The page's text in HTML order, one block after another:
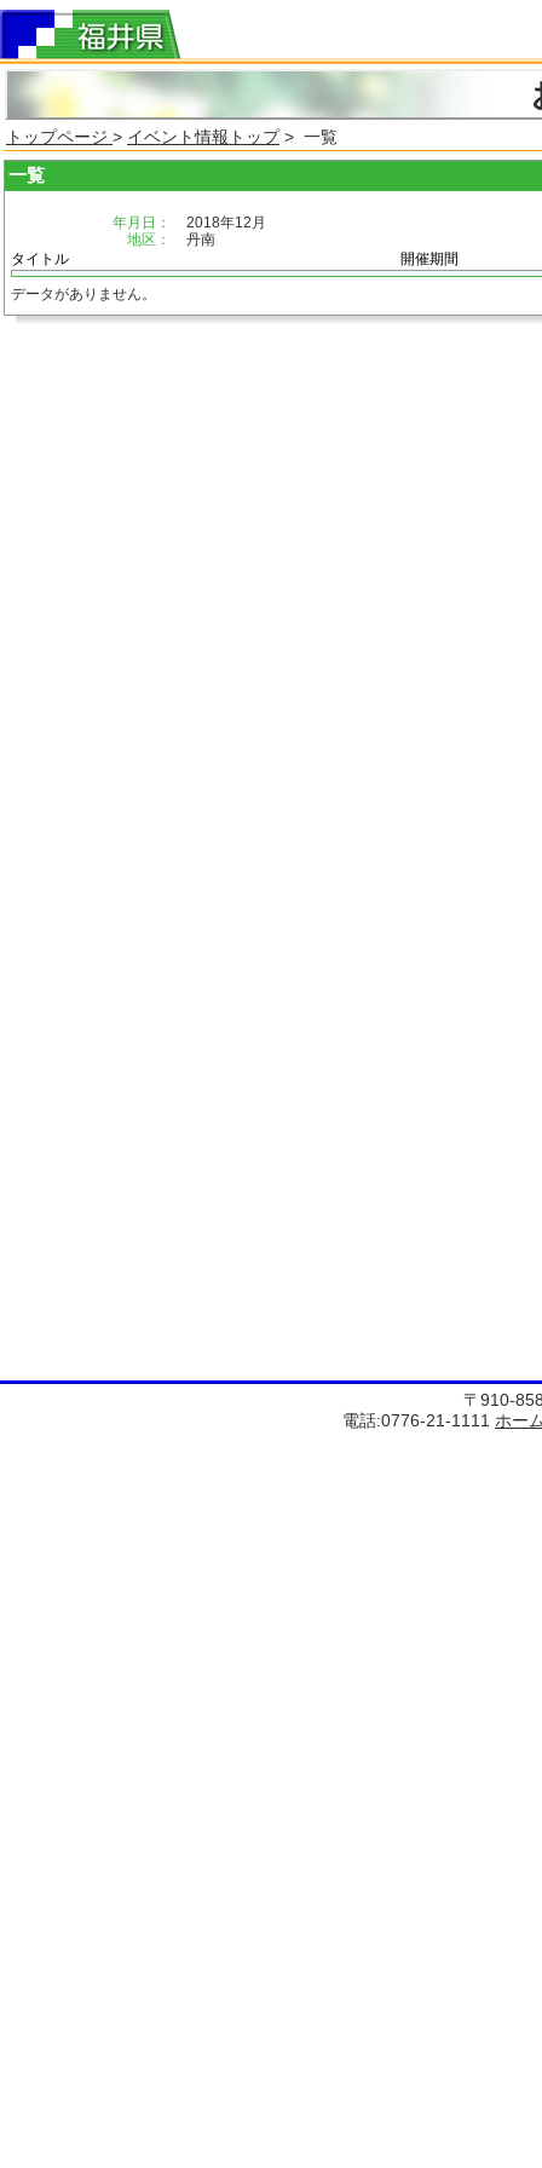
トップページ > イベント情報トップ> 一覧
一覧
年月日：
2018年12月
地区：
丹南
タイトル
開催期間
データがありません。
〒910-
電話:0776-21-1111 ホー